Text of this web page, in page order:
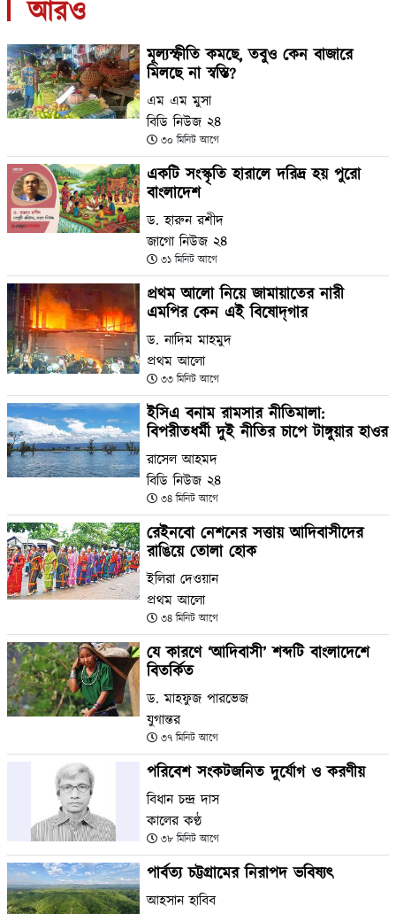
আরও
মূল্যস্ফীতি কমছে, তবুও কেন বাজারে
মিলছে না স্বস্তি?
এম এম মুসা
বিডি নিউজ ২৪
৩০ মিনিট আগে
একটি সংস্কৃতি হারালে দরিদ্র হয় পুরো
বাংলাদেশ
ড. হারুন রশীদ
জাগো নিউজ ২৪
৩১ মিনিট আগে
প্রথম আলো নিয়ে জামায়াতের নারী
এমপির কেন এই বিষোদ্‌গার
ড. নাদিম মাহমুদ
প্রথম আলো
৩৩ মিনিট আগে
ইসিএ বনাম রামসার নীতিমালা:
বিপরীতধর্মী দুই নীতির চাপে টাঙ্গুয়ার হাওর
রাসেল আহমদ
বিডি নিউজ ২৪
৩৪ মিনিট আগে
রেইনবো নেশনের সত্তায় আদিবাসীদের
রাঙিয়ে তোলা হোক
ইলিরা দেওয়ান
প্রথম আলো
৩৪ মিনিট আগে
যে কারণে ‘আদিবাসী’ শব্দটি বাংলাদেশে
বিতর্কিত
ড. মাহফুজ পারভেজ
যুগান্তর
৩৭ মিনিট আগে
পরিবেশ সংকটজনিত দুর্যোগ ও করণীয়
বিধান চন্দ্র দাস
কালের কণ্ঠ
৩৮ মিনিট আগে
পার্বত্য চট্টগ্রামের নিরাপদ ভবিষ্যৎ
আহসান হাবিব